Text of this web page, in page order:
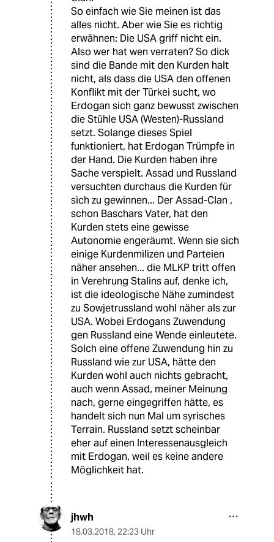
So einfach wie Sie meinen ist das
alles nicht. Aber wie Sie es richtig
erwähnen: Die USA griff nicht ein.
Also wer hat wen verraten? So dick
sind die Bande mit den Kurden halt
nicht, als dass die USA den offenen
Konflikt mit der Türkei sucht, wo
Erdogan sich ganz bewusst zwischen
die Stühle USA (Westen)-Russland
setzt. Solange dieses Spiel
funktioniert, hat Erdogan Trümpfe in
der Hand. Die Kurden haben ihre
Sache verspielt. Assad und Russland
versuchten durchaus die Kurden für
sich zu gewinnen... Der Assad-Clan ,
schon Baschars Vater, hat den
Kurden stets eine gewisse
Autonomie engeräumt. Wenn sie sich
einige Kurdenmilizen und Parteien
näher ansehen... die MLKP tritt offen
in Verehrung Stalins auf, denke ich,
ist die ideologische Nähe zumindest
zu Sowjetrussland wohl näher als zur
USA. Wobei Erdogans Zuwendung
gen Russland eine Wende einleutete.
Solch eine offene Zuwendung hin zu
Russland wie zur USA, hätte den
Kurden wohl auch nichts gebracht,
auch wenn Assad, meiner Meinung
nach, gerne eingegriffen hätte, es
handelt sich nun Mal um syrisches
Terrain. Russland setzt scheinbar
eher auf einen Interessenausgleich
mit Erdogan, weil es keine andere
Möglichkeit hat.
jhwh
18.03.2018, 22:23 Uhr